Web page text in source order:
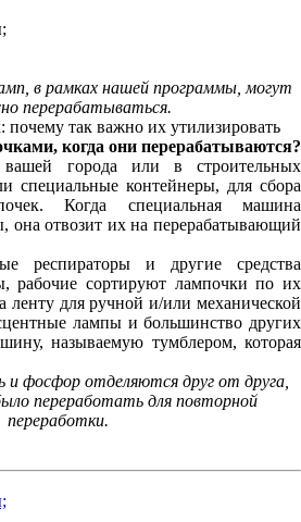
в рамках нашей программы, могут
перерабатываться.
когда они перерабатываются?
города или в строительных
специальные контейнеры, для сбора
Когда специальная машина
она отвозит их на перерабатывающий
респираторы и другие средства
рабочие сортируют лампочки по их
ленту для ручной и/или механической
лампы и большинство других
называемую тумблером, которая
фосфор отделяются друг от друга,
переработать для повторной
переработки.